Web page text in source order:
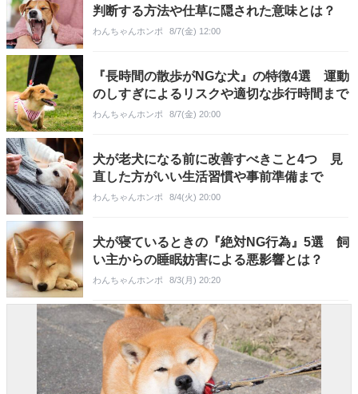
判断する方法や仕草に隠された意味とは？
わんちゃんホンポ 8/7(金) 12:00
『長時間の散歩がNGな犬』の特徴4選 運動
のしすぎによるリスクや適切な歩行時間まで
わんちゃんホンポ 8/7(金) 20:00
犬が老犬になる前に改善すべきこと4つ 見
直した方がいい生活習慣や事前準備まで
わんちゃんホンポ 8/4(火) 20:00
犬が寝ているときの『絶対NG行為』5選 飼
い主からの睡眠妨害による悪影響とは？
わんちゃんホンポ 8/3(月) 20:20